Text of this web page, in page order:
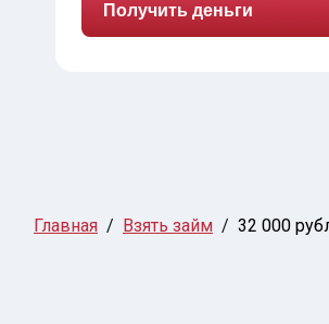
Получить деньги
Главная Взять займ 32 000